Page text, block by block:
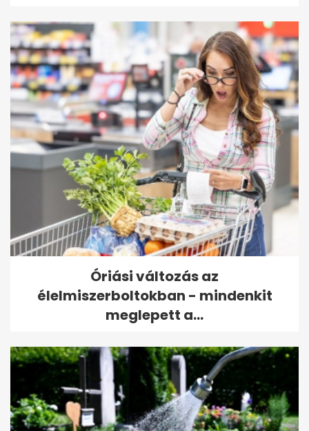
Óriási változás az
élelmiszerboltokban - mindenkit
meglepett a...